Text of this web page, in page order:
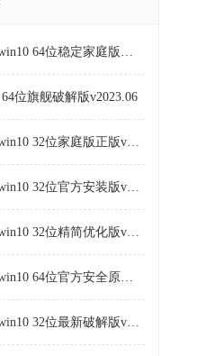
系统之家ghost win10 64位稳定家庭版下载v2023.06
位旗舰破解版v2023.06
雨林木风ghost win10 32位家庭版正版v2023.06
雨林木风ghost win10 32位官方安装版v2023.06
电脑公司ghost win10 32位精简优化版v2023.06
电脑公司ghost win10 64位官方安全原版v2023.06
深度技术ghost win10 32位最新破解版v2023.05